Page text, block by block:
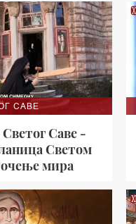
САВЕ
Саве -
Светом
мира